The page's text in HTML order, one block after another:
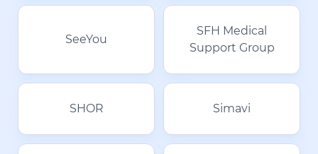
SeeYou
SFH Medical
Support Group
SHOR Simavi